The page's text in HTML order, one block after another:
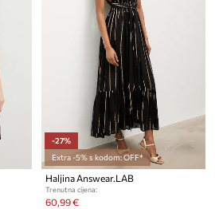
-27%
Extra -5% s kodom: OFF*
Haljina Answear.LAB
Trenutna cijena:
60,99 €